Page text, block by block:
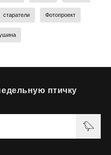
старатели Фотопроект
птичку